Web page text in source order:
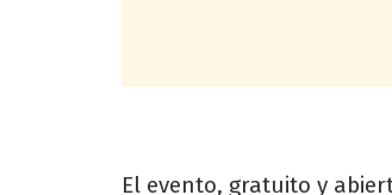
El evento, gratuito y